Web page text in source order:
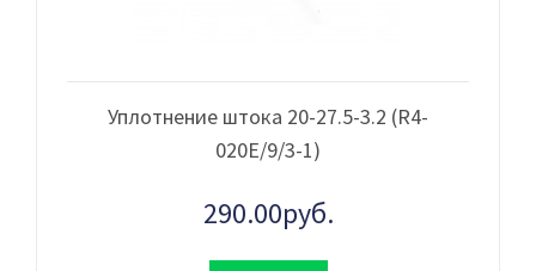
Уплотнение штока 20-27.5-3.2 (R4-
020Е/9/3-1)
290.00руб.